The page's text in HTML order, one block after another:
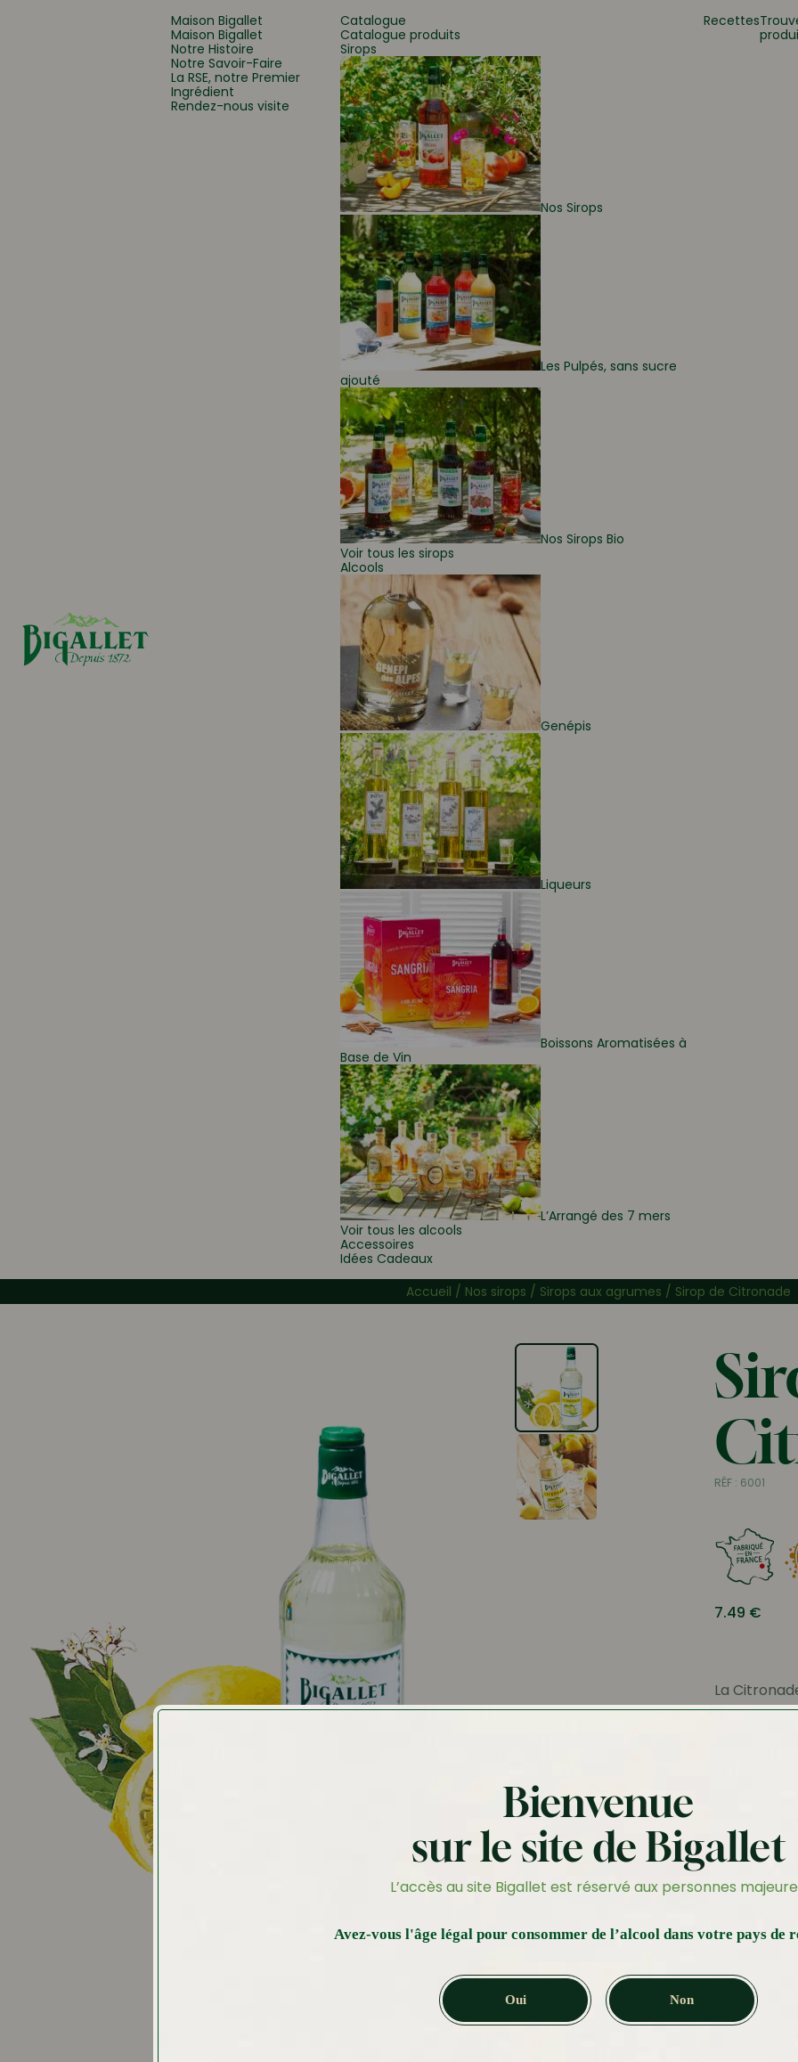
Maison Bigallet
Maison Bigallet
Notre Histoire
Notre Savoir-Faire
La RSE, notre Premier
Ingrédient
Rendez-nous visite
Catalogue
Catalogue produits
Sirops
Nos Sirops
Les Pulpés, sans sucre
ajouté
Nos Sirops Bio
Voir tous les sirops
Alcools
Genépis
Liqueurs
Boissons Aromatisées à
Base de Vin
L’Arrangé des 7 mers
Voir tous les alcools
Accessoires
Idées Cadeaux
Recettes
Que recherchez-vous ?
Bienvenue
sur le site de Bigallet
L’accès au site Bigallet est réservé aux personnes
Avez-vous l'âge légal pour consommer de l’alcool dans votre pays de
Oui Non
Accueil / Nos sirops / Sirops aux agrumes / Sirop de Citronade
7.49 €
La
maison
citrons
chaque
plus
Couleur
•Nez: Zeste
•Bouche:
bouche.
de citron
1L
RÉF : 6001